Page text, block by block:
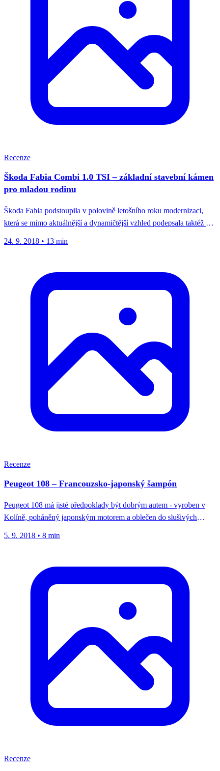
Recenze
Škoda Fabia Combi 1.0 TSI – základní stavební kámen
pro mladou rodinu
Škoda Fabia podstoupila v polovině letošního roku modernizaci,
která se mimo aktuálnější a dynamičtější vzhled podepsala taktéž v
24. 9. 2018 • 13 min
Recenze
Peugeot 108 – Francouzsko-japonský šampón
Peugeot 108 má jisté předpoklady být dobrým autem - vyroben v
Kolíně, poháněný japonským motorem a oblečen do slušivých
5. 9. 2018 • 8 min
Recenze